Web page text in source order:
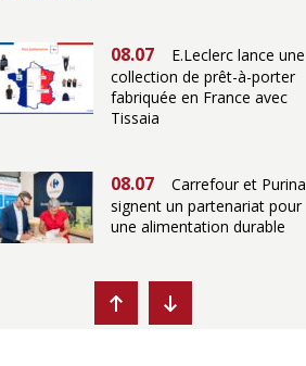
08.07
E.Leclerc lance une
collection de prêt-à-porter
fabriquée en France avec
Tissaia
08.07
Carrefour et Purina
signent un partenariat pour
une alimentation durable
07.07
Ikea propose des
"Escales fraîcheur" en